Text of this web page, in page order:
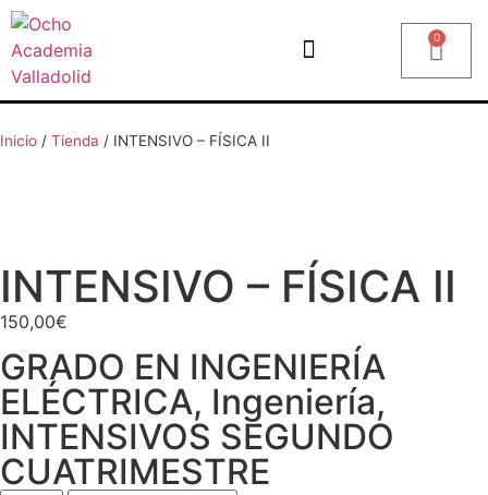
0
Inicio / Tienda / INTENSIVO – FÍSICA II
INTENSIVO – FÍSICA II
150,00€
GRADO EN INGENIERÍA
ELÉCTRICA, Ingeniería,
INTENSIVOS SEGUNDO
CUATRIMESTRE